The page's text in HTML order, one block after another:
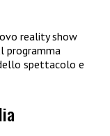
reality show
programma
spettacolo e